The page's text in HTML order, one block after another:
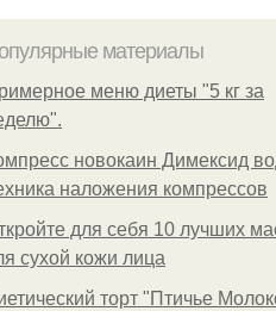
материалы
меню диеты "5 кг за
новокаин Димексид
наложения компрессов
для себя 10 лучших
сухой кожи лица
торт "Птичье